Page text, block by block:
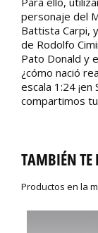
personaje del
Battista Carpi,
de Rodolfo
Pato Donald y
¿cómo nació
escala 1:24 ¡en
compartimos
TAMBIÉN TE
Productos en la